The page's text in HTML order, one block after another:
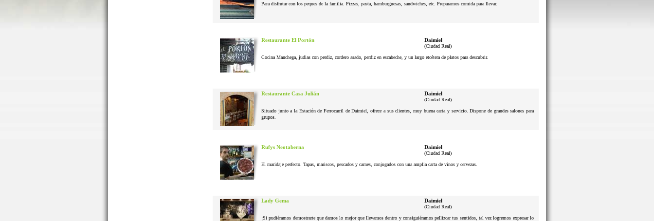
Para disfrutar con los peques de la familia. Pizzas, pasta, hamburguesas, sandwiches, etc. Preparamos comida para llevar.
Restaurante El Portón Daimiel
(Ciudad Real)
Cocina Manchega, judias con perdiz, cordero asado, perdiz en escabeche, y un largo etcétera de platos para descubrir.
Restaurante Casa Julián Daimiel
(Ciudad Real)
Situado junto a la Estación de Ferrocarril de Daimiel, ofrece a sus clientes, muy buena carta y servicio. Dispone de grandes salones para
grupos.
Rufys Neotaberna Daimiel
(Ciudad Real)
El maridaje perfecto. Tapas, mariscos, pescados y carnes, conjugados con una amplia carta de vinos y cervezas.
Lady Gema Daimiel
(Ciudad Real)
¡Si pudiéramos demostrarte que damos lo mejor que llevamos dentro y consiguiéramos pellizcar tus sentidos, tal vez logremos expresar lo